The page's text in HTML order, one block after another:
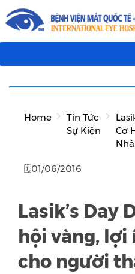
Home
Tin Tức
Sự Kiện
Cơ
🗓01/06/2016
Lasik’s Day
hội vàng, lợi
cho người